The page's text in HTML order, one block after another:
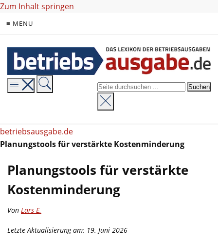
Zum Inhalt springen
≡ MENU
betriebsausgabe.de
Planungstools für verstärkte Kostenminderung
Planungstools für verstärkte
Kostenminderung
Von Lars E.
Letzte Aktualisierung am: 19. Juni 2026